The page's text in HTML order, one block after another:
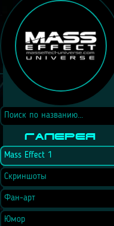
Галерея
Mass Effect 1
Скриншоты
Фан-арт
Юмор